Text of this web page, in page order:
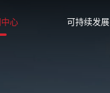
心 可持续发展